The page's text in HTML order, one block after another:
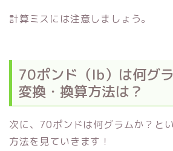
計算ミスには注意しましょう。
70ポンド（lb）は何グ
変換・換算方法は？
次に、70ポンドは何グラムか？と
方法を見ていきます！